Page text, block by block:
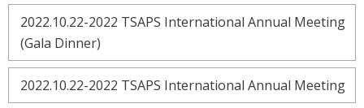
2022.10.22-2022 TSAPS International Annual Meeting
(Gala Dinner)
2022.10.22-2022 TSAPS International Annual Meeting